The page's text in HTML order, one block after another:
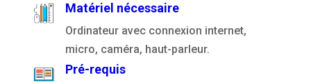
Matériel nécessaire
Ordinateur avec connexion internet,
micro, caméra, haut-parleur.
Pré-requis